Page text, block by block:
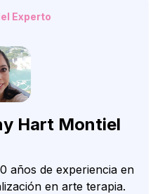
Experto
Hart Montiel
años de experiencia en
en arte terapia.